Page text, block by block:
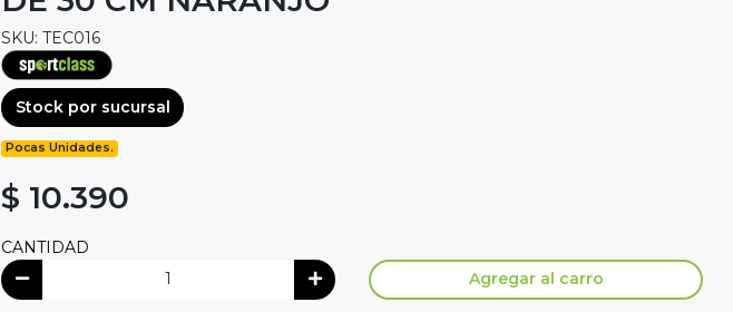
SKU: TEC016
Stock por sucursal
Pocas Unidades.
$ 10.390
CANTIDAD
Agregar al carro